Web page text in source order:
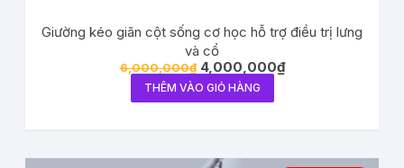
Giường kéo giãn cột sống cơ học hỗ trợ điều trị lưng
và cổ
6,000,000₫ 4,000,000₫
THÊM VÀO GIỎ HÀNG